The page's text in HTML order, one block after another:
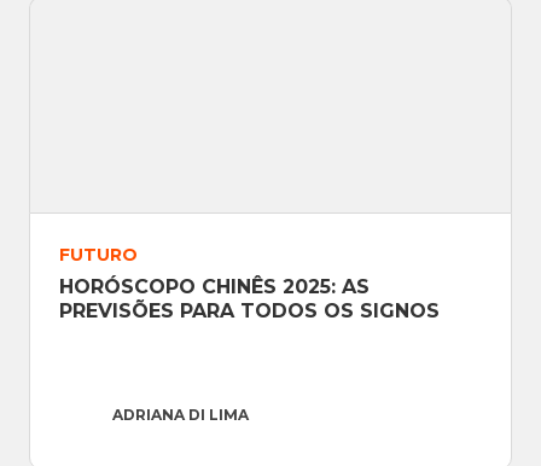
FUTURO
HORÓSCOPO CHINÊS 2025: AS
PREVISÕES PARA TODOS OS SIGNOS
ADRIANA DI LIMA